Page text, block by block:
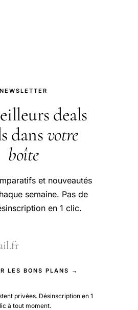
NEWSLETTER
deals
dansvotre
boîte
et nouveautés
semaine. Pas de
en 1 clic.
LES BONS PLANS →
privées. Désinscription en 1
à tout moment.